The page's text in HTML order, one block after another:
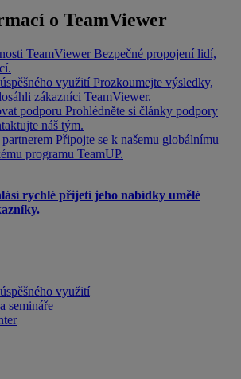
o TeamViewer
TeamViewer Bezpečné propojení lidí,
využití Prozkoumejte výsledky,
zákazníci TeamViewer.
podporu Prohlédněte si články podpory
náš tým.
partnerem Připojte se k našemu globálnímu
programu TeamUP.
rychlé přijetí jeho nabídky umělé
využití
semináře